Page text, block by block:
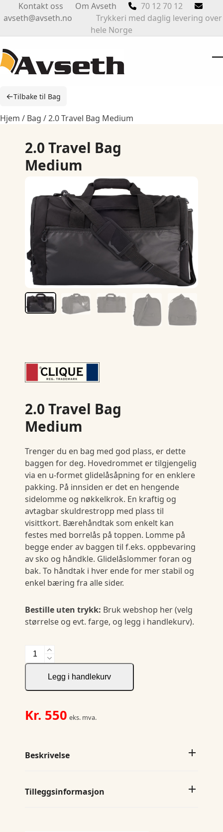
to
Kontakt oss Om Avseth
70 12 70 12
avseth@avseth.no Trykkeri med daglig levering over
hele Norge
←Tilbake til Bag
Hjem / Bag / 2.0 Travel Bag Medium
2.0 Travel Bag
Medium
2.0 Travel Bag
Medium
Trenger du en bag med god plass, er dette
baggen for deg. Hovedrommet er tilgjengelig
via en u-formet glidelåsåpning for en enklere
pakking. På innsiden er det en hengende
sidelomme og nøkkelkrok. En kraftig og
avtagbar skuldrestropp med plass til
visittkort. Bærehåndtak som enkelt kan
festes med borrelås på toppen. Lomme på
begge ender av baggen til f.eks. oppbevaring
av sko og håndkle. Glidelåslommer foran og
bak. To håndtak i hver ende for mer stabil og
enkel bæring fra alle sider.
Bestille uten trykk: Bruk webshop her (velg
størrelse og evt. farge, og legg i handlekurv).
2.0
Travel
Medium
Legg i handlekurv
Kr. 550 eks. mva.
Beskrivelse
Tilleggsinformasjon